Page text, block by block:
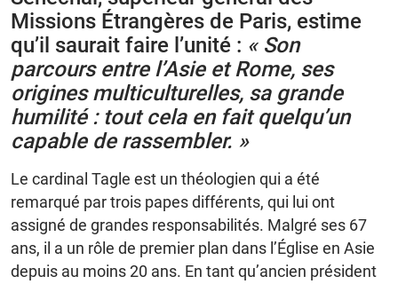
Missions Étrangères de Paris, estime
qu’il saurait faire l’unité : « Son
parcours entre l’Asie et Rome, ses
origines multiculturelles, sa grande
humilité : tout cela en fait quelqu’un
capable de rassembler. »
Le cardinal Tagle est un théologien qui a été
remarqué par trois papes différents, qui lui ont
assigné de grandes responsabilités. Malgré ses 67
ans, il a un rôle de premier plan dans l’Église en Asie
depuis au moins 20 ans. En tant qu’ancien président